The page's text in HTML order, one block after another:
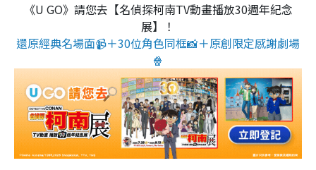
《U GO》請您去【名偵探柯南TV動畫播放30週年紀念
展】！
還原經典名場面📹＋30位角色同框📸＋原創限定感謝劇場
🍿